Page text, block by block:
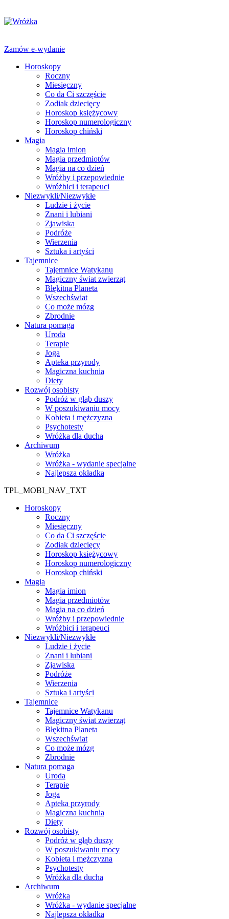
Zamów e-wydanie
Horoskopy
Roczny
Miesięczny
Co da Ci szczęście
Zodiak dziecięcy
Horoskop księżycowy
Horoskop numerologiczny
Horoskop chiński
Magia
Magia imion
Magia przedmiotów
Magia na co dzień
Wróżby i przepowiednie
Wróżbici i terapeuci
Niezwykli/Niezwykłe
Ludzie i życie
Znani i lubiani
Zjawiska
Podróże
Wierzenia
Sztuka i artyści
Tajemnice
Tajemnice Watykanu
Magiczny świat zwierząt
Błękitna Planeta
Wszechświat
Co może mózg
Zbrodnie
Natura pomaga
Uroda
Terapie
Joga
Apteka przyrody
Magiczna kuchnia
Diety
Rozwój osobisty
Podróż w głąb duszy
W poszukiwaniu mocy
Kobieta i mężczyzna
Psychotesty
Wróżka dla ducha
Archiwum
Wróżka
Wróżka - wydanie specjalne
Najlepsza okładka
TPL_MOBI_NAV_TXT
Horoskopy
Roczny
Miesięczny
Co da Ci szczęście
Zodiak dziecięcy
Horoskop księżycowy
Horoskop numerologiczny
Horoskop chiński
Magia
Magia imion
Magia przedmiotów
Magia na co dzień
Wróżby i przepowiednie
Wróżbici i terapeuci
Niezwykli/Niezwykłe
Ludzie i życie
Znani i lubiani
Zjawiska
Podróże
Wierzenia
Sztuka i artyści
Tajemnice
Tajemnice Watykanu
Magiczny świat zwierząt
Błękitna Planeta
Wszechświat
Co może mózg
Zbrodnie
Natura pomaga
Uroda
Terapie
Joga
Apteka przyrody
Magiczna kuchnia
Diety
Rozwój osobisty
Podróż w głąb duszy
W poszukiwaniu mocy
Kobieta i mężczyzna
Psychotesty
Wróżka dla ducha
Archiwum
Wróżka
Wróżka - wydanie specjalne
Najlepsza okładka